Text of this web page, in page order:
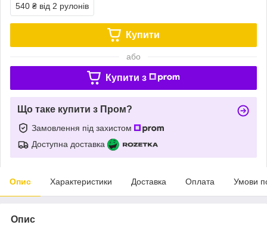
540 ₴ від 2 рулонів
Купити
або
Купити з
Що таке купити з Пром?
Замовлення під захистом
Доступна доставка
Опис Характеристики Доставка Оплата Умови
Опис